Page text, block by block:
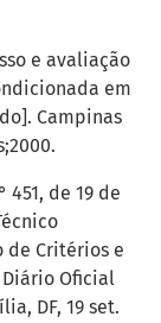
e avaliação
em
Campinas
de 19 de
de Critérios e
Oficial
DF, 19 set.